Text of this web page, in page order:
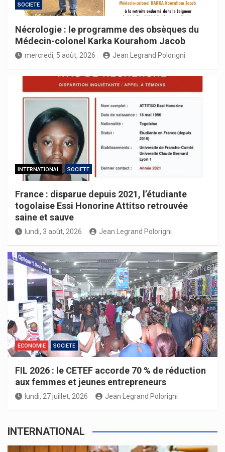
SOCIETE
Nécrologie : le programme des obsèques du
Médecin-colonel Karka Kourahom Jacob
mercredi, 5 août, 2026 Jean Legrand Polorigni
INTERNATIONAL SOCIETE
France : disparue depuis 2021, l’étudiante
togolaise Essi Honorine Attitso retrouvée
saine et sauve
lundi, 3 août, 2026 Jean Legrand Polorigni
ECONOMIE SOCIETE
FIL 2026 : le CETEF accorde 70 % de réduction
aux femmes et jeunes entrepreneurs
lundi, 27 juillet, 2026 Jean Legrand Polorigni
INTERNATIONAL